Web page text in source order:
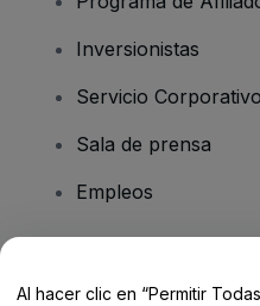
Inversionistas
Servicio Corporativo
Sala de prensa
Empleos
Al hacer clic en “Permitir